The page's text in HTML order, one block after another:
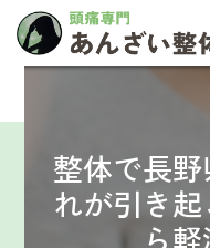
整体で長
れが引き
ら